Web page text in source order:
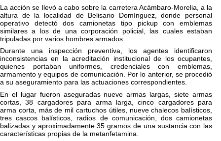
La acción se llevó a cabo sobre la carretera Acámbaro-Morelia, a la
altura de la localidad de Belisario Domínguez, donde personal
operativo detectó dos camionetas tipo pickup con emblemas
similares a los de una corporación policial, las cuales estaban
tripuladas por varios hombres armados.
Durante una inspección preventiva, los agentes identificaron
inconsistencias en la acreditación institucional de los ocupantes,
quienes portaban uniformes, credenciales con emblemas,
armamento y equipos de comunicación. Por lo anterior, se procedió
a su aseguramiento para las actuaciones correspondientes.
En el lugar fueron aseguradas nueve armas largas, siete armas
cortas, 38 cargadores para arma larga, cinco cargadores para
arma corta, más de mil cartuchos útiles, nueve chalecos balísticos,
tres cascos balísticos, radios de comunicación, dos camionetas
balizadas y aproximadamente 35 gramos de una sustancia con las
características propias de la metanfetamina.